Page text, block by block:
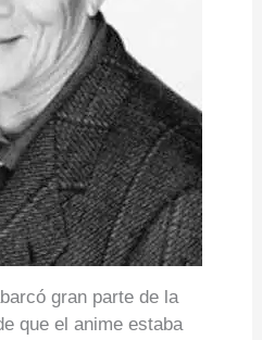
gran parte de la
que el anime estaba